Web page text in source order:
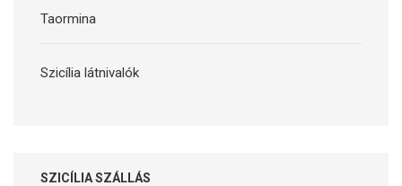
Taormina
Szicília látnivalók
SZICÍLIA SZÁLLÁS